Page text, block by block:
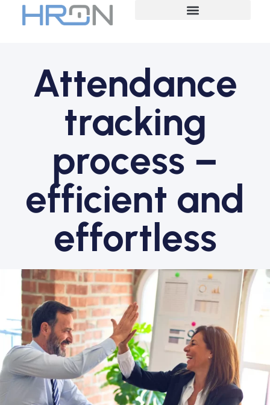
Attendance
tracking
process –
efficient and
effortless